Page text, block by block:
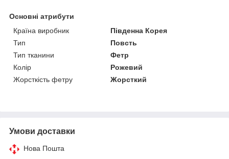
Основні атрибути
Країна виробник
Південна Корея
Тип
Повсть
Тип тканини
Фетр
Колір
Рожевий
Жорсткість фетру
Жорсткий
Умови доставки
Нова Пошта